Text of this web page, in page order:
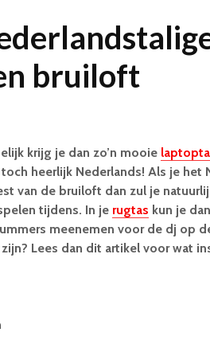
bruiloft
krijg je dan zo’n mooie
heerlijk Nederlands! Als je het
van de bruiloft dan zul je
tijdens. In je rugtas kun je
meenemen voor de dj op
Lees dan dit artikel voor wat